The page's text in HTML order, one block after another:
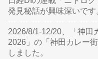
発見秘話が興味深いです
2026/8/1-12/20、「神田
2026」の「神田カレー
しました。